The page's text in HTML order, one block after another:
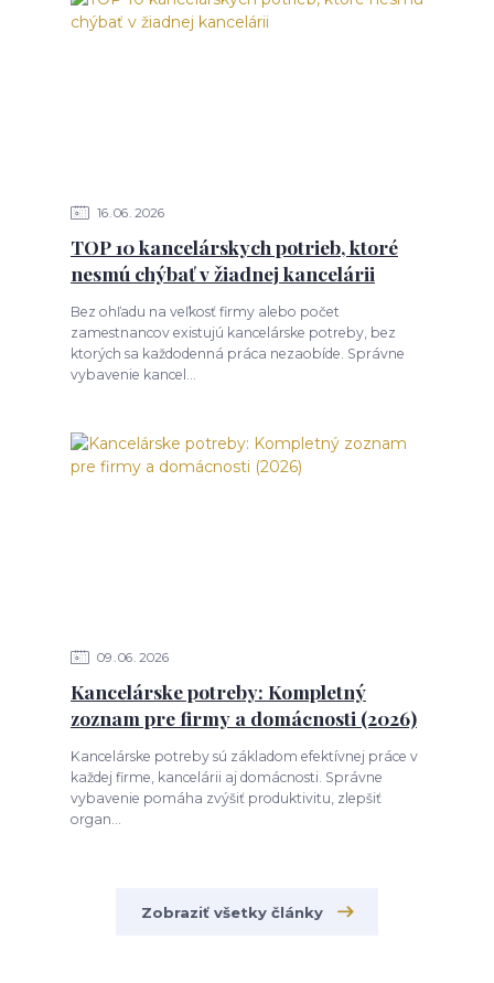
16 06 2026
TOP 10 kancelárskych potrieb, ktoré
nesmú chýbať v žiadnej kancelárii
Bez ohľadu na veľkosť firmy alebo počet
zamestnancov existujú kancelárske potreby, bez
ktorých sa každodenná práca nezaobíde. Správne
vybavenie kancel...
09 06 2026
Kancelárske potreby: Kompletný
zoznam pre firmy a domácnosti (2026)
Kancelárske potreby sú základom efektívnej práce v
každej firme, kancelárii aj domácnosti. Správne
vybavenie pomáha zvýšiť produktivitu, zlepšiť
organ...
Zobraziť všetky články